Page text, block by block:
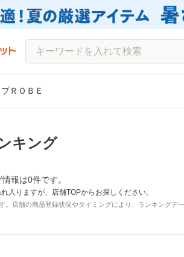
ＲＯＢＥ
キング
報は0件です。
入りますが、店舗TOPからお探しください。
店舗の商品登録状況やタイミングにより、ランキングデ